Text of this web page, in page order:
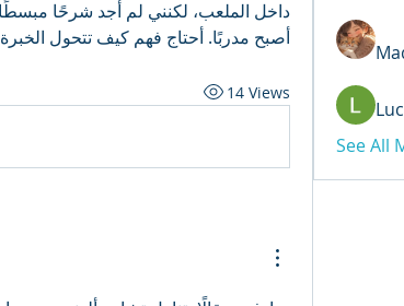
أصبح مدربًا. أحتاج فهم كيف تتحول
14 Views
See All